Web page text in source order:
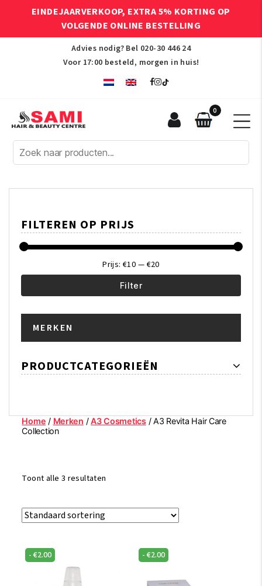
EINDEJAARVERKOOP, EXTRA 5% KORTING OP
VOLGENDE ONLINE BESTELLING
Advies nodig? Bel 020-30 446 24
Voor 17:00 besteld, morgen in huis!
Afro
Hair
Beauty
0
FILTEREN OP PRIJS
Filter
Prijs:€10 — €20
MERKEN
PRODUCTCATEGORIEËN
Home / Merken /A3 Cosmetics/ A3 Revita Hair Care
Collection
Toont alle 3 resultaten
-€2.00 -€2.00